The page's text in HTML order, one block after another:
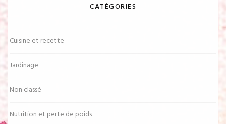
CATÉGORIES
Cuisine et recette
Jardinage
Non classé
Nutrition et perte de poids